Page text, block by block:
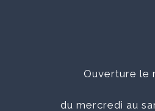
Ouverture le
du mercredi au